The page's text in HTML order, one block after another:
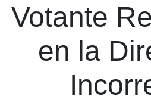
Votante
en la